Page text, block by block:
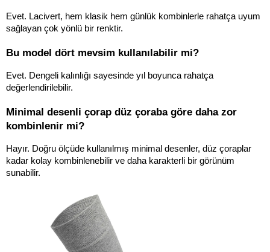
Evet. Lacivert, hem klasik hem günlük kombinlerle rahatça uyum
sağlayan çok yönlü bir renktir.
Bu model dört mevsim kullanılabilir mi?
Evet. Dengeli kalınlığı sayesinde yıl boyunca rahatça
değerlendirilebilir.
Minimal desenli çorap düz çoraba göre daha zor
kombinlenir mi?
Hayır. Doğru ölçüde kullanılmış minimal desenler, düz çoraplar
kadar kolay kombinlenebilir ve daha karakterli bir görünüm
sunabilir.